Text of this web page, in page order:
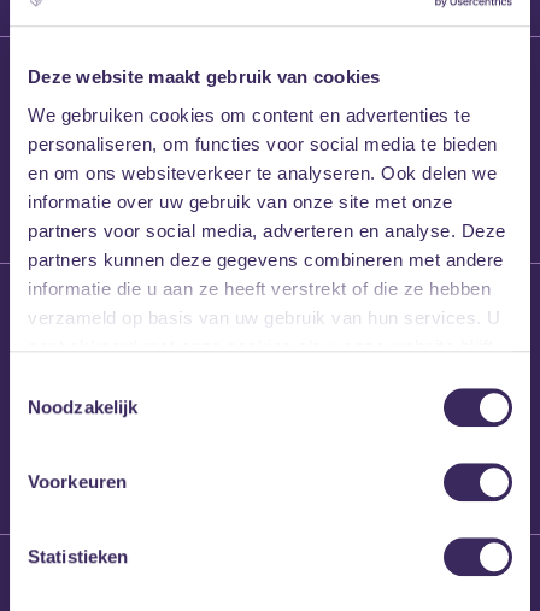
Deze website maakt gebruik van cookies
We gebruiken cookies om content en advertenties te
personaliseren, om functies voor social media te bieden
en om ons websiteverkeer te analyseren. Ook delen we
informatie over uw gebruik van onze site met onze
partners voor social media, adverteren en analyse. Deze
partners kunnen deze gegevens combineren met andere
informatie die u aan ze heeft verstrekt of die ze hebben
verzameld op basis van uw gebruik van hun services. U
Noodzakelijk
Voorkeuren
Statistieken
27 maart 2026
Willem’s Blog:
Frans Kalf
26 maart 2026
Willem’s Blog: High